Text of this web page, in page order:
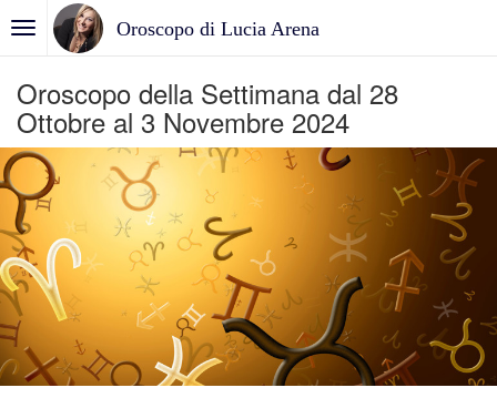
Oroscopo di Lucia Arena
Oroscopo della Settimana dal 28
Ottobre al 3 Novembre 2024